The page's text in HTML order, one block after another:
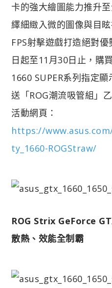
卡的強大繪圖能力推升
繹細緻入微的圖像與目
FPS射擊遊戲打造絕對
日起至11月30日止，購
1660 SUPER系列指定
送「ROG潮流吸管組」
活動網頁：
https://
ty_1660-ROGStraw/
ROG Strix GeForce
散熱、效能全制霸